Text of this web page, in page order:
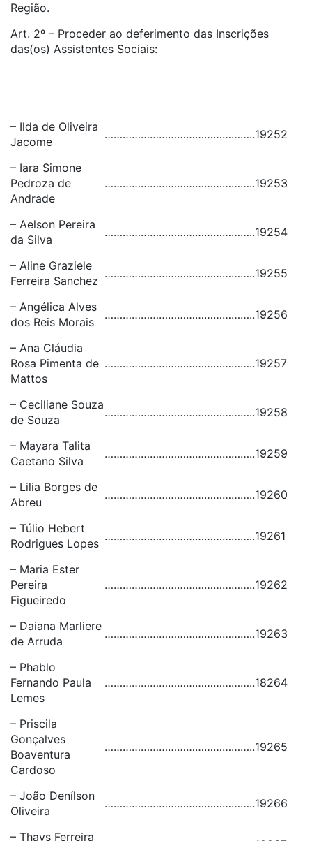
Região.
Art. 2º – Proceder ao deferimento das Inscrições
das(os) Assistentes Sociais:
– Ilda de Oliveira
Jacome
…………………………………………..19252
– Iara Simone
Pedroza de
Andrade
…………………………………………..19253
– Aelson Pereira
da Silva
…………………………………………..19254
– Aline Graziele
Ferreira Sanchez
…………………………………………..19255
– Angélica Alves
dos Reis Morais
…………………………………………..19256
– Ana Cláudia
Rosa Pimenta de
Mattos
…………………………………………..19257
– Ceciliane Souza
de Souza
…………………………………………..19258
– Mayara Talita
Caetano Silva
…………………………………………..19259
– Lilia Borges de
Abreu
…………………………………………..19260
– Túlio Hebert
Rodrigues Lopes
…………………………………………..19261
– Maria Ester
Pereira
Figueiredo
…………………………………………..19262
– Daiana Marliere
de Arruda
…………………………………………..19263
– Phablo
Fernando Paula
Lemes
…………………………………………..18264
– Priscila
Gonçalves
Boaventura
Cardoso
…………………………………………..19265
– João Denílson
Oliveira
…………………………………………..19266
– Thays Ferreira